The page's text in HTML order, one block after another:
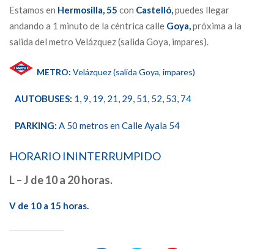
Estamos en Hermosilla,55 con Castelló,puedes llegar
andando a 1 minuto de la céntrica calle Goya,próxima a la
salida del metro Velázquez (salida Goya, impares).
METRO: Velázquez (salida Goya, impares)
AUTOBUSES: 1, 9, 19, 21, 29, 51, 52, 53, 74
PARKING: A 50 metros en Calle Ayala 54
HORARIO ININTERRUMPIDO
L – J de 10 a 20 horas.
V de 10 a 15 horas.